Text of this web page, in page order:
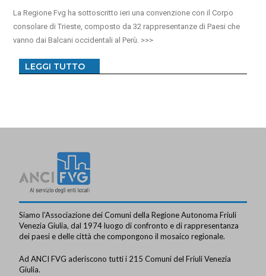
La Regione Fvg ha sottoscritto ieri una convenzione con il Corpo
consolare di Trieste, composto da 32 rappresentanze di Paesi che
vanno dai Balcani occidentali al Perù.
LEGGI TUTTO
Siamo l’Associazione dei Comuni della Regione Autonoma Friuli
Venezia Giulia, dal 1974 luogo di confronto e di rappresentanza
dei paesi e delle città che compongono il mosaico regionale.
Ad ANCI FVG aderiscono tutti i 215 Comuni del Friuli Venezia
Giulia.